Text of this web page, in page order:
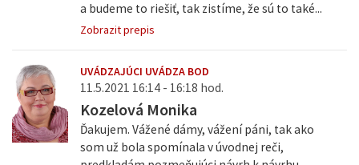
a budeme to riešiť, tak zistíme, že sú to také...
Zobrazit prepis
UVÁDZAJÚCI UVÁDZA BOD
11.5.2021 16:14 - 16:18 hod.
Kozelová Monika
Ďakujem. Vážené dámy, vážení páni, tak ako
som už bola spomínala v úvodnej reči,